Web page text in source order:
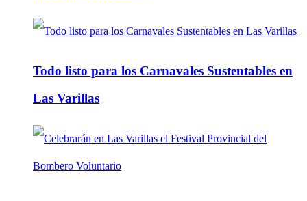
Todo listo para los Carnavales Sustentables en
Las Varillas